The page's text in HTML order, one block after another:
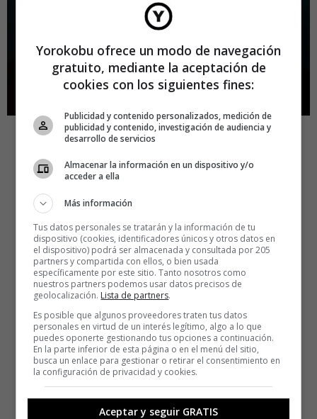
Yorokobu ofrece un modo de navegación
gratuito, mediante la aceptación de
cookies con los siguientes fines:
Publicidad y contenido personalizados, medición de
publicidad y contenido, investigación de audiencia y
desarrollo de servicios
Almacenar la información en un dispositivo y/o
acceder a ella
Más información
Tus datos personales se tratarán y la información de tu
dispositivo (cookies, identificadores únicos y otros datos en
el dispositivo) podrá ser almacenada y consultada por 205
partners y compartida con ellos, o bien usada
específicamente por este sitio. Tanto nosotros como
nuestros partners podemos usar datos precisos de
geolocalización. Lista de partners.
Es posible que algunos proveedores traten tus datos
personales en virtud de un interés legítimo, algo a lo que
puedes oponerte gestionando tus opciones a continuación.
En la parte inferior de esta página o en el menú del sitio,
busca un enlace para gestionar o retirar el consentimiento en
la configuración de privacidad y cookies.
Aceptar y seguir GRATIS